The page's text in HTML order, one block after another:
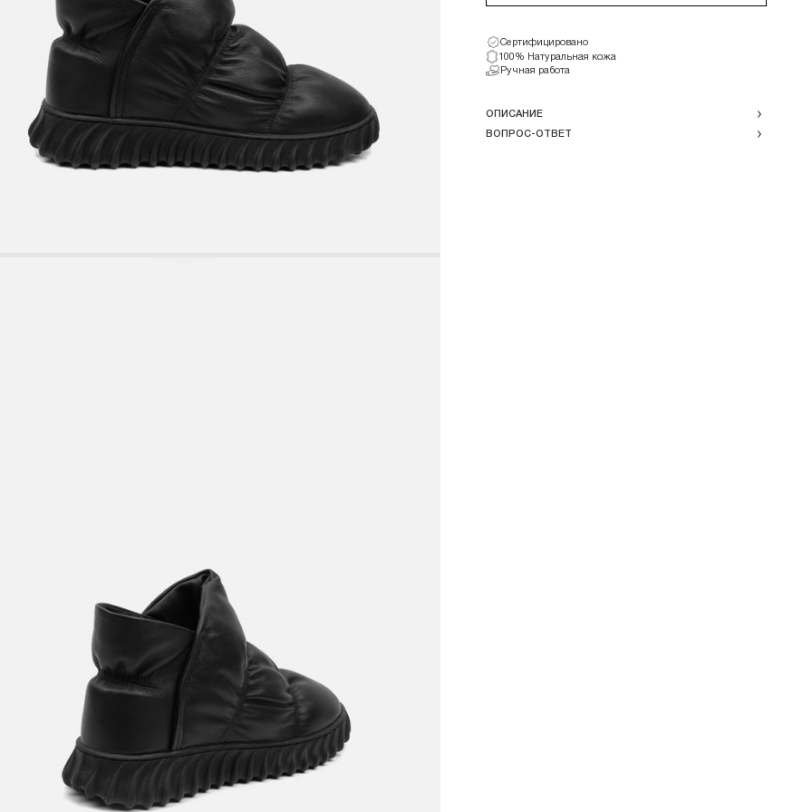
Сертифицировано
100% Натуральная кожа
Ручная работа
ОПИСАНИЕ
ВОПРОС-ОТВЕТ